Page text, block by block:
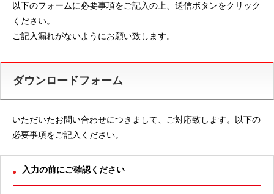
以下のフォームに必要事項をご記入の上、送信ボタンをクリック
ください。
ご記入漏れがないようにお願い致します。
ダウンロードフォーム
いただいたお問い合わせにつきまして、ご対応致します。以下の
必要事項をご記入ください。
入力の前にご確認ください